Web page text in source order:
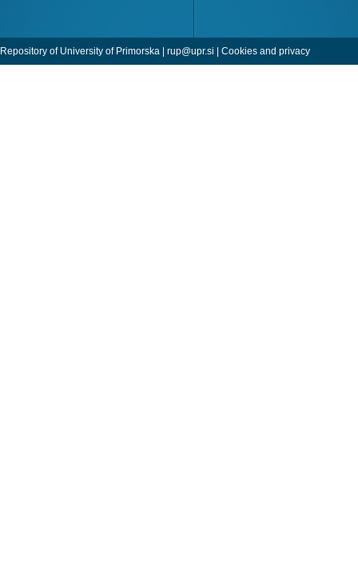
Repository of University of Primorska | rup@upr.si | Cookies and privacy